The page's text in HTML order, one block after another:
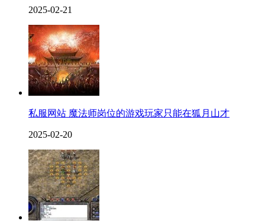
2025-02-21
私服网站 魔法师岗位的游戏玩家只能在狐月山才
2025-02-20